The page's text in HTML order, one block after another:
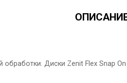
Диски Zenit Flex Snap